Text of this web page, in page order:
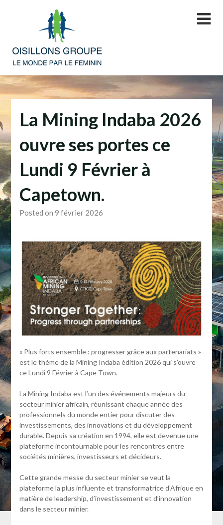
La Mining Indaba 2026
ouvre ses portes ce
Lundi 9 Février à
Capetown.
Posted on 9 février 2026
« Plus forts ensemble : progresser grâce aux partenariats »
est le thème de la Mining Indaba édition 2026 qui s’ouvre
ce Lundi 9 Février à Cape Town.
La Mining Indaba est l’un des événements majeurs du
secteur minier africain, réunissant chaque année des
professionnels du monde entier pour discuter des
investissements, des innovations et du développement
durable. Depuis sa création en 1994, elle est devenue une
plateforme incontournable pour les rencontres entre
sociétés minières, investisseurs et décideurs.
Cette grande messe du secteur minier se veut la
plateforme la plus influente et transformatrice d’Afrique en
matière de leadership, d’investissement et d’innovation
dans le secteur minier.